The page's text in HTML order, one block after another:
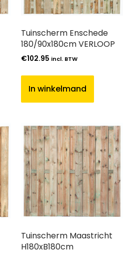
Tuinscherm Enschede
180/90x180cm VERLOOP
€102.95 incl. BTW
In winkelmand
Tuinscherm Maastricht
H180xB180cm